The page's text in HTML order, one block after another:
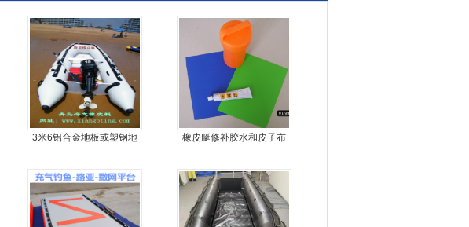
3米6铝合金地板或塑钢地
舟，动力艇
橡皮艇修补胶水和皮子布